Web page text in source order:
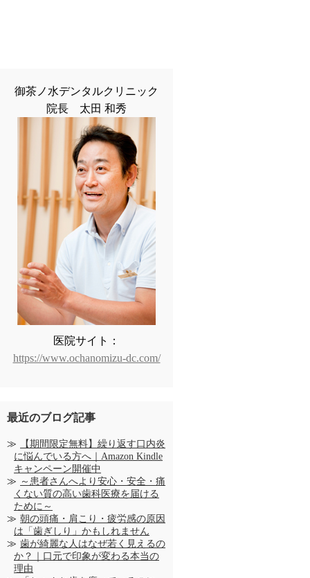
御茶ノ水デンタルクリニック
院長 太田 和秀
医院サイト：
https://www.ochanomizu-dc.com/
最近のブログ記事
【期間限定無料】繰り返す口内炎
に悩んでいる方へ｜Amazon Kindle
キャンペーン開催中
～患者さんへより安心・安全・痛
くない質の高い歯科医療を届ける
ために～
朝の頭痛・肩こり・疲労感の原因
は「歯ぎしり」かもしれません
歯が綺麗な人はなぜ若く見えるの
か？｜口元で印象が変わる本当の
理由